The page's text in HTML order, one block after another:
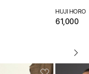
HUJI HORO
61,000